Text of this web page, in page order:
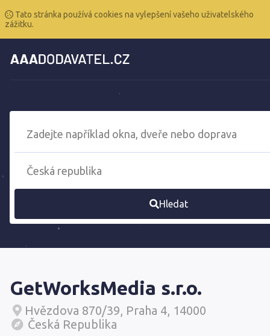
Tato stránka používá cookies na vylepšení vašeho uživatelského
zážitku.
Hledat
GetWorksMedia s.r.o.
Hvězdova 870/39, Praha 4, 14000
Česká Republika